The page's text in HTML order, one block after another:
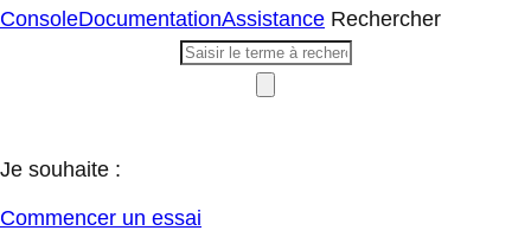
ConsoleDocumentationAssistance Rechercher
Je souhaite :
Commencer un essai